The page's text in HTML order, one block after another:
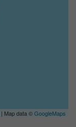
| Map data ©GoogleMaps